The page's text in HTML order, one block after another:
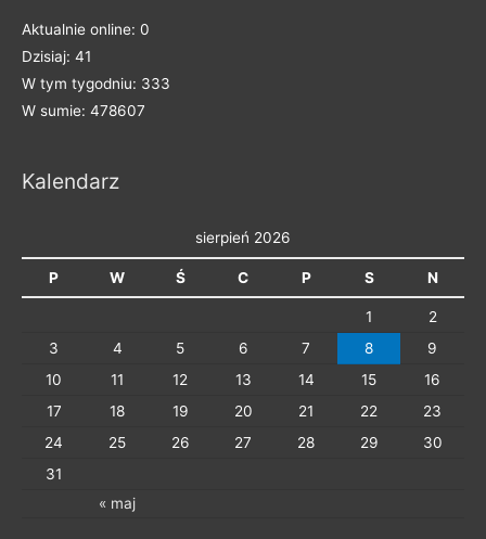
e
g
i
Aktualnie online: 0
Dzisiaj: 41
W tym tygodniu: 333
W sumie: 478607
Kalendarz
sierpień 2026
P W Ś C P S N
« maj
1
2
3
4 5 6 7 8
9
10
11 12 13 14 15
16
17
18 19 20 21 22
23
24
25 26 27 28 29
30
31